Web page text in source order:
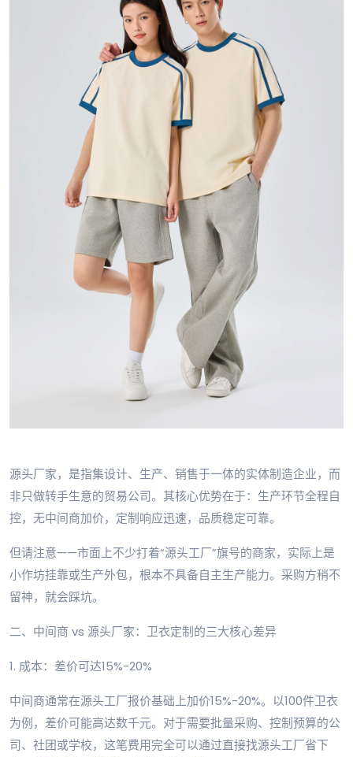
源头厂家，是指集设计、生产、销售于一体的实体制造企业，而
非只做转手生意的贸易公司。其核心优势在于：生产环节全程自
控，无中间商加价，定制响应迅速，品质稳定可靠。
但请注意——市面上不少打着“源头工厂”旗号的商家，实际上是
小作坊挂靠或生产外包，根本不具备自主生产能力。采购方稍不
留神，就会踩坑。
二、中间商 vs 源头厂家：卫衣定制的三大核心差异
1. 成本：差价可达15%-20%
中间商通常在源头工厂报价基础上加价15%-20%。以100件卫衣
为例，差价可能高达数千元。对于需要批量采购、控制预算的公
司、社团或学校，这笔费用完全可以通过直接找源头工厂省下